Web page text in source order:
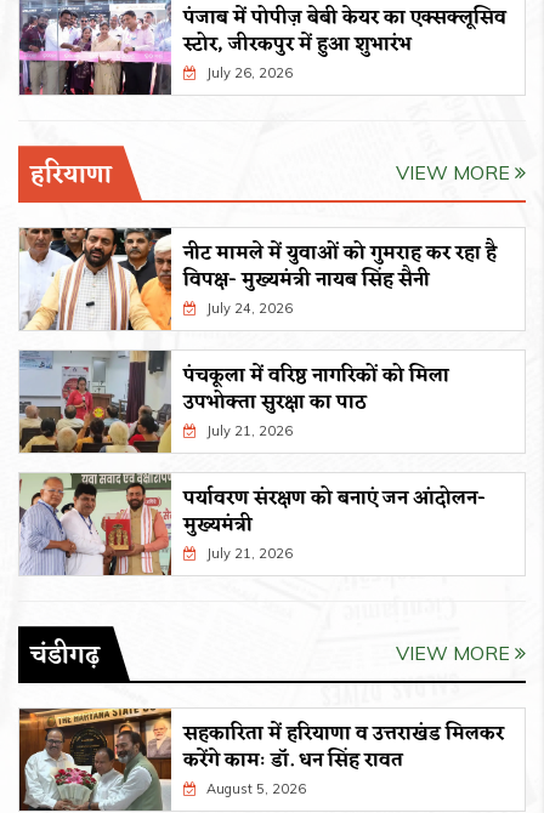
पंजाब में पोपीज़ बेबी केयर का एक्सक्लूसिव
स्टोर, जीरकपुर में हुआ शुभारंभ
July 26, 2026
हरियाणा VIEW MORE
नीट मामले में युवाओं को गुमराह कर रहा है
विपक्ष- मुख्यमंत्री नायब सिंह सैनी
July 24, 2026
पंचकूला में वरिष्ठ नागरिकों को मिला
उपभोक्ता सुरक्षा का पाठ
July 21, 2026
पर्यावरण संरक्षण को बनाएं जन आंदोलन-
मुख्यमंत्री
July 21, 2026
चंडीगढ़ VIEW MORE
सहकारिता में हरियाणा व उत्तराखंड मिलकर
करेंगे कामः डाॅ. धन सिंह रावत
August 5, 2026